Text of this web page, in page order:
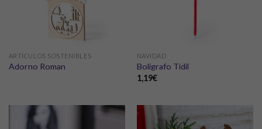
ARTÍCULOS SOSTENIBLES
Adorno Roman
NAVIDAD
Bolígrafo Tidil
1,19€